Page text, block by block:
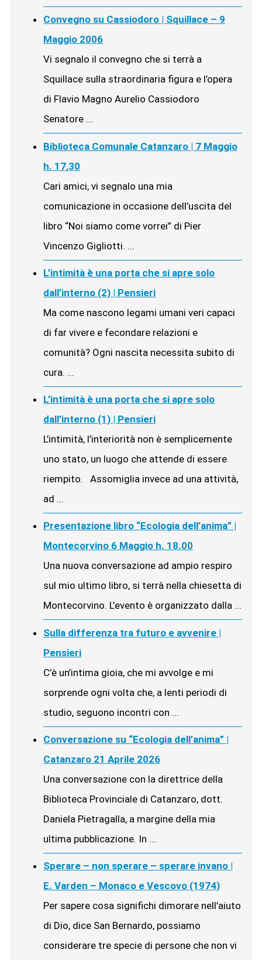
Convegno su Cassiodoro | Squillace – 9
Maggio 2006
Vi segnalo il convegno che si terrà a
Squillace sulla straordinaria figura e l’opera
di Flavio Magno Aurelio Cassiodoro
Senatore ...
Biblioteca Comunale Catanzaro | 7 Maggio
h. 17,30
Cari amici, vi segnalo una mia
comunicazione in occasione dell’uscita del
libro “Noi siamo come vorrei” di Pier
Vincenzo Gigliotti. ...
L’intimità è una porta che si apre solo
dall’interno (2) | Pensieri
Ma come nascono legami umani veri capaci
di far vivere e fecondare relazioni e
comunità? Ogni nascita necessita subito di
cura. ...
L’intimità è una porta che si apre solo
dall’interno (1) | Pensieri
L’intimità, l’interiorità non è semplicemente
uno stato, un luogo che attende di essere
riempito. Assomiglia invece ad una attività,
ad ...
Presentazione libro “Ecologia dell’anima” |
Montecorvino 6 Maggio h. 18.00
Una nuova conversazione ad ampio respiro
sul mio ultimo libro, si terrà nella chiesetta di
Montecorvino. L’evento è organizzato dalla ...
Sulla differenza tra futuro e avvenire |
Pensieri
C’è un’intima gioia, che mi avvolge e mi
sorprende ogni volta che, a lenti periodi di
studio, seguono incontri con ...
Conversazione su “Ecologia dell’anima” |
Catanzaro 21 Aprile 2026
Una conversazione con la direttrice della
Biblioteca Provinciale di Catanzaro, dott.
Daniela Pietragalla, a margine della mia
ultima pubblicazione. In ...
Sperare – non sperare – sperare invano |
E. Varden – Monaco e Vescovo (1974)
Per sapere cosa significhi dimorare nell’aiuto
di Dio, dice San Bernardo, possiamo
considerare tre specie di persone che non vi